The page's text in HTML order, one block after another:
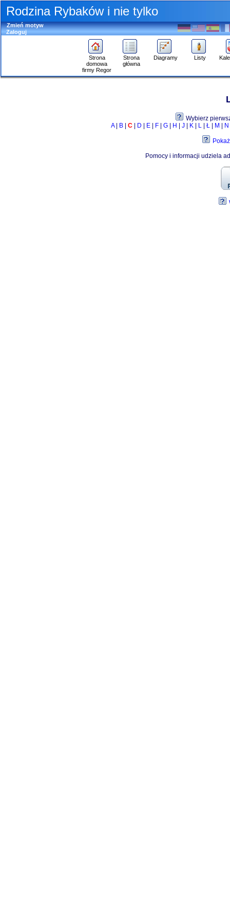
Rodzina Rybaków i nie tylko
Zmień motyw
Zaloguj
Strona
domowa
firmy Regor
Strona
główna
Diagramy Listy
Wybierz
A| B| C| D | E| F| G| H | J| K| L| Ł| M | N
Pomocy i informacji udziela